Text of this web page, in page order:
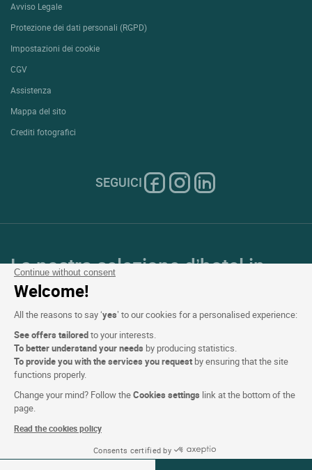
Continue without consent
Welcome!
All the reasons to say ‘yes’ to our cookies for a personalised experience:
See offers tailoredto your interests.
To better understand your needs by producing statistics.
To provide you with the services you request by ensuring that the site
functions properly.
Change your mind? Follow theCookies settings link at the bottom of the
page.
Read the cookies policy
Consents certified by
Vedi disponibilità
Avviso Legale
Protezione dei dati personali (RGPD)
Impostazioni dei cookie
CGV
Assistenza
Mappa del sito
Crediti fotografici
SEGUICI
La nostra selezione d’hotel in
Francia e in Europa
Top Paesi
Top Regioni
Top Città
Top Hotel